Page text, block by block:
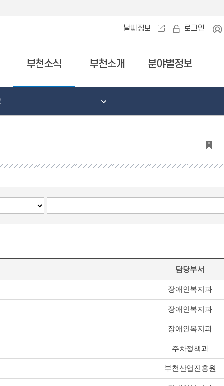
날씨정보 로그인
부천소식 부천소개 분야별정보
담당부서
장애인복지과
장애인복지과
장애인복지과
주차정책과
부천산업진흥원